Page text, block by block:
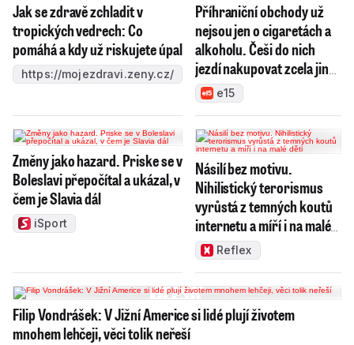
Jak se zdravě zchladit v
tropických vedrech: Co
pomáhá a kdy už riskujete úpal
https://mojezdravi.zeny.cz/
Příhraniční obchody už
nejsou jen o cigaretách a
alkoholu. Češi do nich
jezdí nakupovat zcela jiné
zbožíe15
Změny jako hazard. Priske se v
Boleslavi přepočítal a ukázal, v
čem je Slavia dál
iSport
Násilí bez motivu.
Nihilistický terorismus
vyrůstá z temných koutů
internetu a míří i na malé
dětiReflex
Filip Vondrášek: V Jižní Americe si lidé plují životem
mnohem lehčeji, věci tolik neřeší